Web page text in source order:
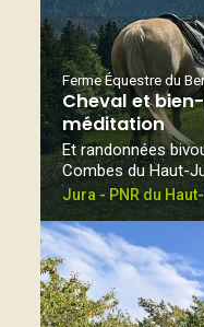
Ferme Équestre du
Cheval et
méditation
Et randonnées
Combes du Haut-
Jura - PNR du